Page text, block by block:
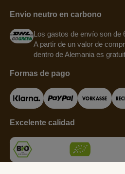
Envío neutro en carbono
Los gastos de envío son de
A partir de un valor de
dentro de Alemania es
Formas de pago
Excelente calidad